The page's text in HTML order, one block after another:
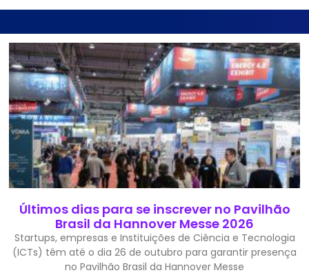
Últimos dias para se inscrever no Pavilhão
Brasil da Hannover Messe 2026
Startups, empresas e Instituições de Ciência e Tecnologia
(ICTs) têm até o dia 26 de outubro para garantir presença
no Pavilhão Brasil da Hannover Messe